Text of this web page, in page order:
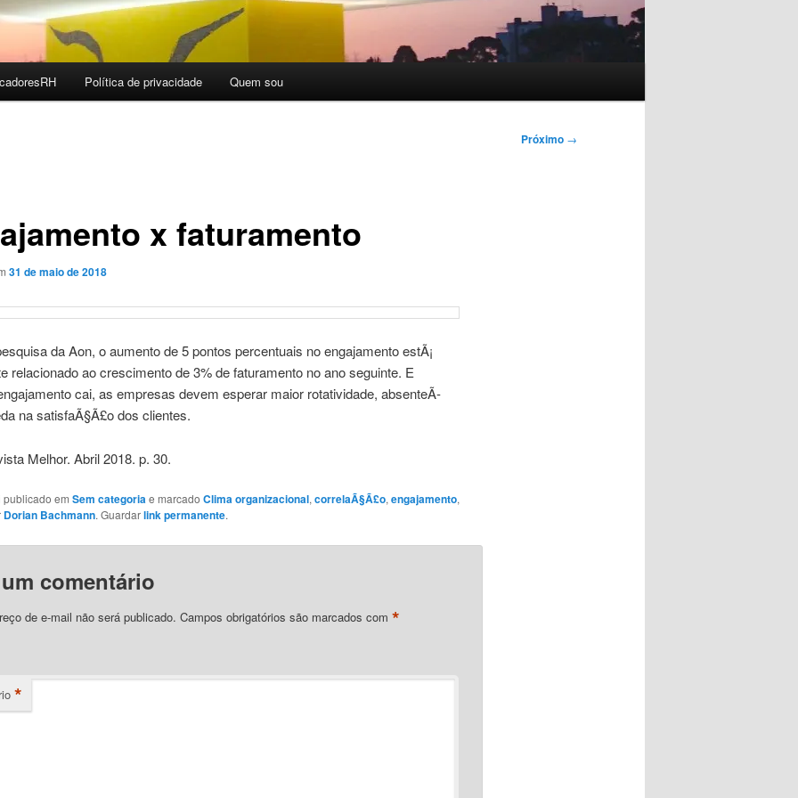
Polí­tica de privacidade Quem sou
Próximo →
x faturamento
31 de maio de 2018
da Aon, o aumento de 5 pontos percentuais no engajamento estÃ¡
relacionado ao crescimento de 3% de faturamento no ano seguinte. E
cai, as empresas devem esperar maior rotatividade, absenteÃ­
na satisfaÃ§Ã£o dos clientes.
Melhor. Abril 2018. p. 30.
publicado em Sem categoriae marcado Clima organizacional, correlaÃ§Ã£o, engajamento,
Dorian Bachmann. Guardarlink permanente.
comentário
de e-mail não será publicado. Campos obrigatórios são marcados com *
*